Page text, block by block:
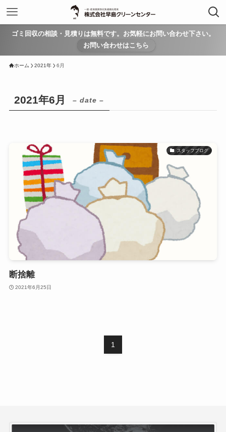
ゴミ回収の相談・見積りは無料です。お気軽にお問い合わせ下さい。
お問い合わせはこちら
ホーム 2021年 6月
2021年6月 – date –
スタッフブログ
断捨離
2021年6月25日
1